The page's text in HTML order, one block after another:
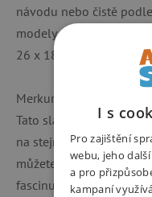
návodu nebo čistě
modely si lze hrát, jsou
26 x 18 x 5 cm. Počet
Merkur je
Tato slavná česká
na stejném místě v
můžete navštívit také
fascinující historii této
I s
Pro zajištění
webu, jeho
a pro
kampaní